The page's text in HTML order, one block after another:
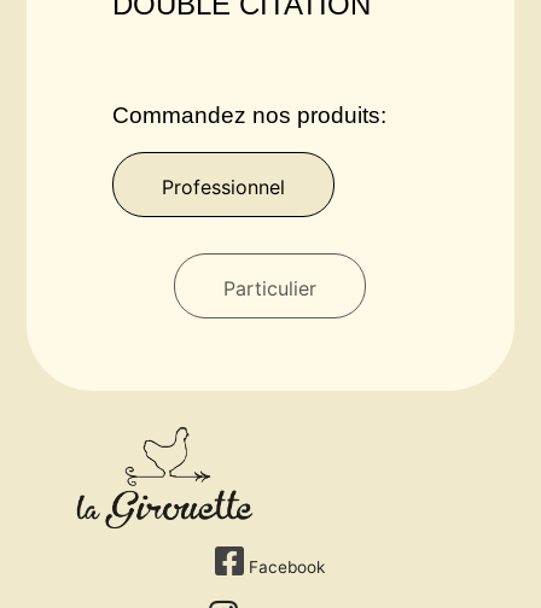
Commandez nos produits:
Professionnel
Particulier
Facebook